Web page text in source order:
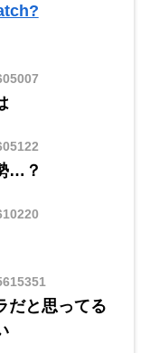
…？
だと思ってる